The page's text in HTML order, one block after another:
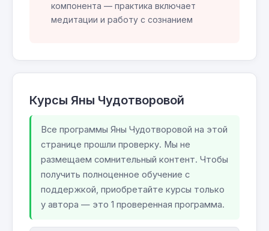
компонента — практика включает
медитации и работу с сознанием
Курсы Яны Чудотворовой
Все программы Яны Чудотворовой на этой
странице прошли проверку. Мы не
размещаем сомнительный контент. Чтобы
получить полноценное обучение с
поддержкой, приобретайте курсы только
у автора — это 1 проверенная программа.